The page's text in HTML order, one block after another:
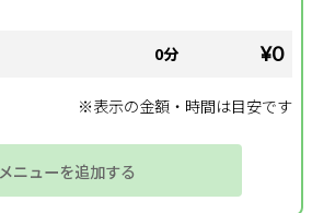
利用規約
0分 ¥0
※表示の金額・時間は目安です
メニューを追加する